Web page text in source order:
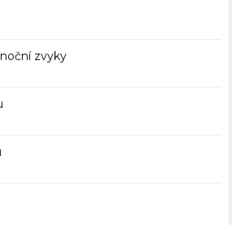
zvyky